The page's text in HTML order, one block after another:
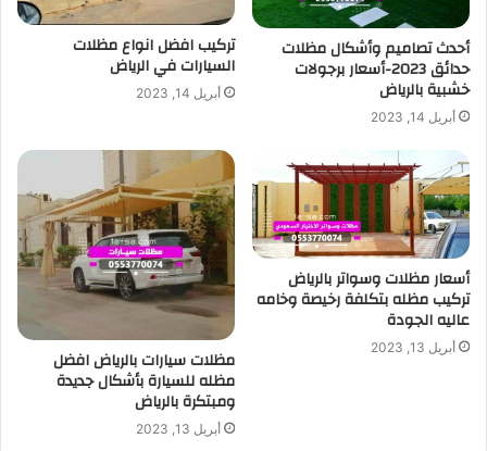
أحدث تصاميم وأشكال مظلات
حدائق 2023-أسعار برجولات
خشبية بالرياض
أبريل 14, 2023
تركيب افضل انواع مظلات
السيارات في الرياض
أبريل 14, 2023
أسعار مظلات وسواتر بالرياض
تركيب مظله بتكلفة رخيصة وخامه
عاليه الجودة
أبريل 13, 2023 مظلات سيارات بالرياض افضل
مظله للسيارة بأشكال جديدة
ومبتكرة بالرياض
أبريل 13, 2023